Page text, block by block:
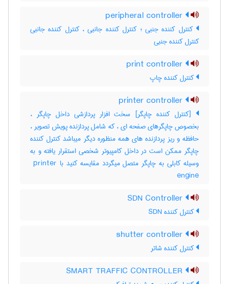
کنترل کننده جنبی ؛ کنترل کننده جانبی ، کنترل کننده جانبی
کنترل کننده جنبی
کنترل کننده چاپ
[کنترل کننده چاپگر] سخت افزار پردازشی داخل چاپگر ،
بخصوص چاپگرهای صفحه ای ، که شامل پردازنده پویش تصویر ،
حافظه و ریز پردازنده های همه منظوره دیگر میباشد کنترل کننده
چاپگر ممکن است در داخل کامپیوتر شخصی استقرار یافته و به
وسیله کابلی به چاپگر متصل میگردد مقایسه کنید با ‎ printer
engine
کنترل کننده SDN
کنترل کننده شاتر